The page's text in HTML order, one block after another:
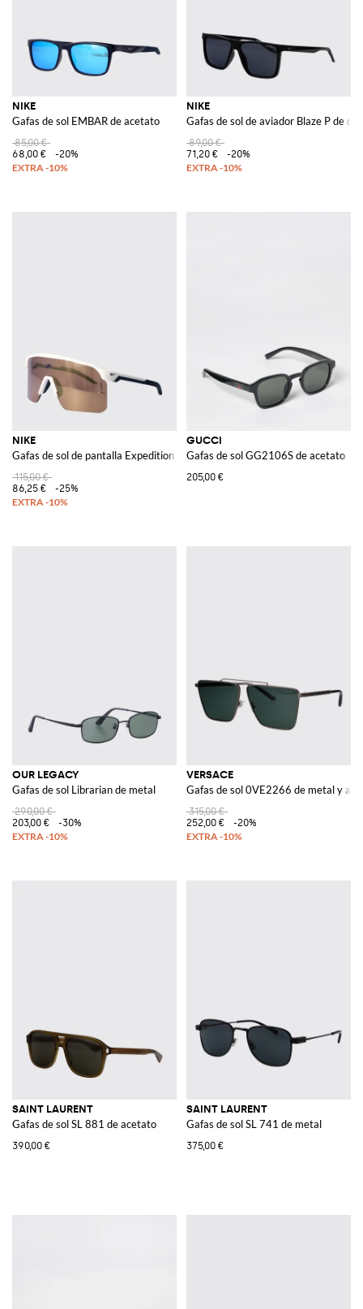
NIKE
Gafas de sol EMBAR de acetato
85,00 €
68,00 €
-20%
NIKE
Gafas de sol de aviador Blaze P de
89,00 €
71,20 €
-20%
NIKE
Gafas de sol de pantalla Expedition Shield de acetato bicolor
115,00 €
86,25 €
-25%
GUCCI
Gafas de sol GG2106S de acetato
205,00 €
OUR LEGACY
Gafas de sol Librarian de metal
290,00 €
203,00 €
-30%
VERSACE
Gafas de sol 0VE2266 de metal y
315,00 €
252,00 €
-20%
SAINT LAURENT
Gafas de sol SL 881 de acetato
390,00 €
SAINT LAURENT
Gafas de sol SL 741 de metal
375,00 €